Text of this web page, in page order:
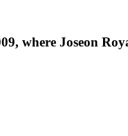
where Joseon